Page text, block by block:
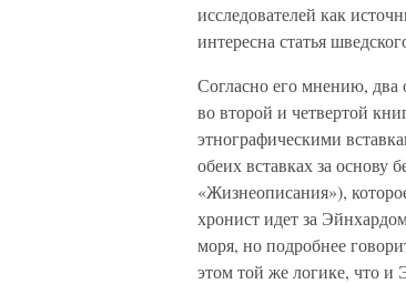
исследователей как
интересна статья
Согласно его мнению, два
во второй и четвертой
этнографическими
обеих вставках за основу
«Жизнеописания»),
хронист идет за
моря, но подробнее
этом той же логике, что и